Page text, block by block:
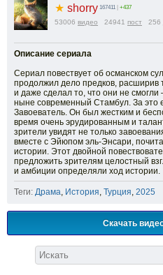
★ shorry 167411 +437
53006 видео 24941 пост 256
Описание сериала
Сериал повествует об османском
продолжил дело предков,
и даже сделал то, что они не
ныне современный Стамбул. За это
Завоеватель. Он был жестким и
время очень эрудированным и
зрители увидят не только
вместе с Эйюпом эль-Энсари,
истории. Этот двойной
предложить зрителям целостный
и амбиции определяли ход истории.
Теги: Драма, История, Турция, 2025
Скачать